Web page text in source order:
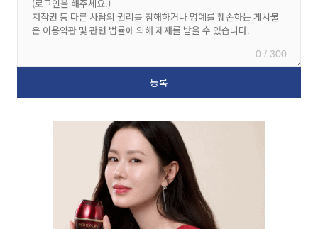
0 / 300